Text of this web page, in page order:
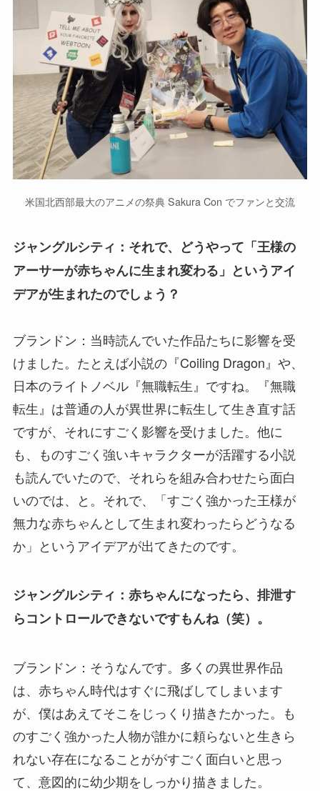
米国北西部最大のアニメの祭典 Sakura Con でファンと交流
ジャングルシティ：それで、どうやって「王様の
アーサーが赤ちゃんに生まれ変わる」というアイ
デアが生まれたのでしょう？
ブランドン：当時読んでいた作品たちに影響を受
けました。たとえば小説の『Coiling Dragon』や、
日本のライトノベル『無職転生』ですね。『無職
転生』は普通の人が異世界に転生して生き直す話
ですが、それにすごく影響を受けました。他に
も、ものすごく強いキャラクターが活躍する小説
も読んでいたので、それらを組み合わせたら面白
いのでは、と。それで、「すごく強かった王様が
無力な赤ちゃんとして生まれ変わったらどうなる
か」というアイデアが出てきたのです。
ジャングルシティ：赤ちゃんになったら、排泄す
らコントロールできないですもんね（笑）。
ブランドン：そうなんです。多くの異世界作品
は、赤ちゃん時代はすぐに飛ばしてしまいます
が、僕はあえてそこをじっくり描きたかった。も
のすごく強かった人物が誰かに頼らないと生きら
れない存在になることががすごく面白いと思っ
て、意図的に幼少期をしっかり描きました。